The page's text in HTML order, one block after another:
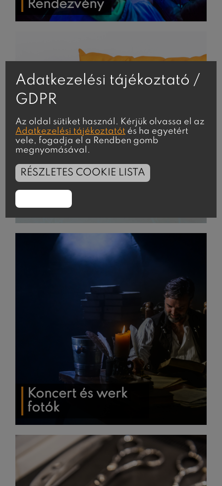
Rendezvény
Termék
Koncert és werk
fotók
Adatkezelési tájékoztató /
GDPR
Az oldal sütiket használ. Kérjük olvassa el az
Adatkezelési tájékoztatót és ha egyetért
vele, fogadja el a Rendben gomb
megnyomásával.
RÉSZLETES COOKIE LISTA